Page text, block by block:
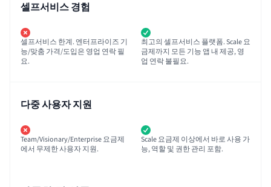
셀프서비스 경험
셀프서비스 한계. 엔터프라이즈 기
능/맞춤 가격/도입은 영업 연락 필
요.
최고의 셀프서비스 플랫폼. Scale 요
금제까지 모든 기능 앱 내 제공, 영
업 연락 불필요.
다중 사용자 지원
Team/Visionary/Enterprise 요금제
에서 무제한 사용자 지원.
Scale 요금제 이상에서 바로 사용 가
능, 역할 및 권한 관리 포함.